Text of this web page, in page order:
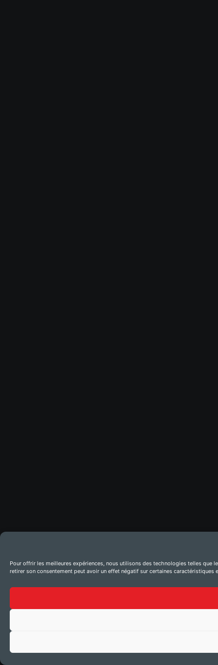
Pour offrir les meilleures expériences, nous utilisons des technologies telles que
retirer son consentement peut avoir un effet négatif sur certaines caractéristiques